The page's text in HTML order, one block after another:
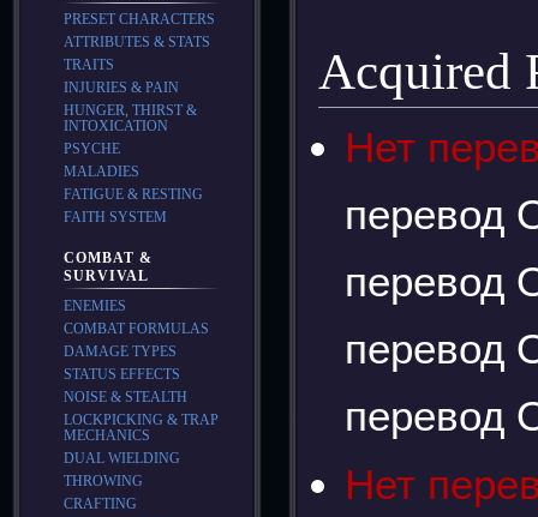
Acquired
Нет
перевод
перевод
перевод
перевод
Нет
PRESET CHARACTERS
ATTRIBUTES & STATS
TRAITS
INJURIES & PAIN
HUNGER, THIRST &
INTOXICATION
PSYCHE
MALADIES
FATIGUE & RESTING
FAITH SYSTEM
COMBAT &
SURVIVAL
ENEMIES
COMBAT FORMULAS
DAMAGE TYPES
STATUS EFFECTS
NOISE & STEALTH
LOCKPICKING & TRAP
MECHANICS
DUAL WIELDING
THROWING
CRAFTING